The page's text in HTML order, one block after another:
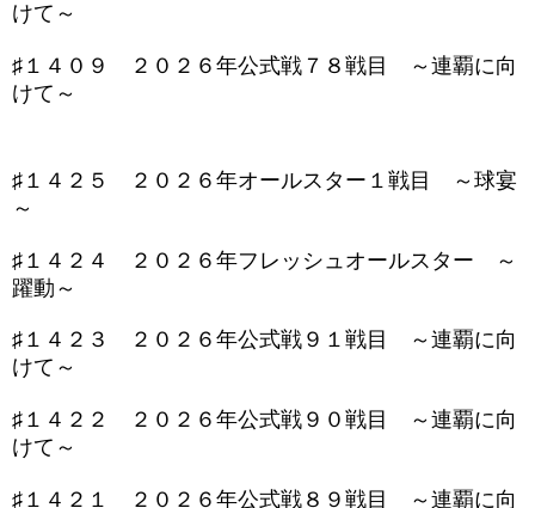
けて～
♯１４０９ ２０２６年公式戦７８戦目 ～連覇に向
けて～
♯１４２５ ２０２６年オールスター１戦目 ～球宴
～
♯１４２４ ２０２６年フレッシュオールスター ～
躍動～
♯１４２３ ２０２６年公式戦９１戦目 ～連覇に向
けて～
♯１４２２ ２０２６年公式戦９０戦目 ～連覇に向
けて～
♯１４２１ ２０２６年公式戦８９戦目 ～連覇に向